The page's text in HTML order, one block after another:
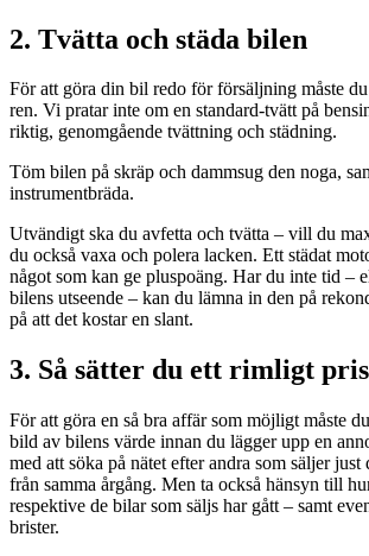
2. Tvätta och städa bilen
För att göra din bil redo för försäljning måste
ren. Vi pratar inte om en standard-tvätt på
riktig, genomgående tvättning och städning.
Töm bilen på skräp och dammsug den noga,
instrumentbräda.
Utvändigt ska du avfetta och tvätta – vill du
du också vaxa och polera lacken. Ett städat
något som kan ge pluspoäng. Har du inte tid –
bilens utseende – kan du lämna in den på
på att det kostar en slant.
3. Så sätter du ett rimligt
För att göra en så bra affär som möjligt måste
bild av bilens värde innan du lägger upp en
med att söka på nätet efter andra som säljer
från samma årgång. Men ta också hänsyn till
respektive de bilar som säljs har gått – samt
brister.